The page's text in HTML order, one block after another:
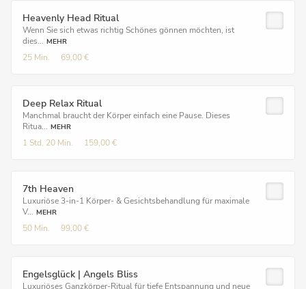
Heavenly Head Ritual
Wenn Sie sich etwas richtig Schönes gönnen möchten, ist
dies... MEHR
25 Min. 69,00 €
Deep Relax Ritual
Manchmal braucht der Körper einfach eine Pause. Dieses
Ritua... MEHR
1 Std. 20 Min. 159,00 €
7th Heaven
Luxuriöse 3-in-1 Körper- & Gesichtsbehandlung für maximale
V... MEHR
50 Min. 99,00 €
Engelsglück | Angels Bliss
Luxuriöses Ganzkörper-Ritual für tiefe Entspannung und neue